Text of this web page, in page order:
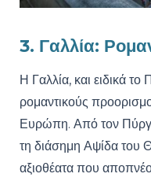
3. Γαλλία:
Η Γαλλία, και ειδικά το
ρομαντικούς
Ευρώπη. Από τον
τη διάσημη Αψίδα του
αξιοθέατα που